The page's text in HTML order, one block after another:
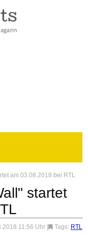
am 03.08.2018 bei RTL
startet
11:56 Uhr Tags: RTL